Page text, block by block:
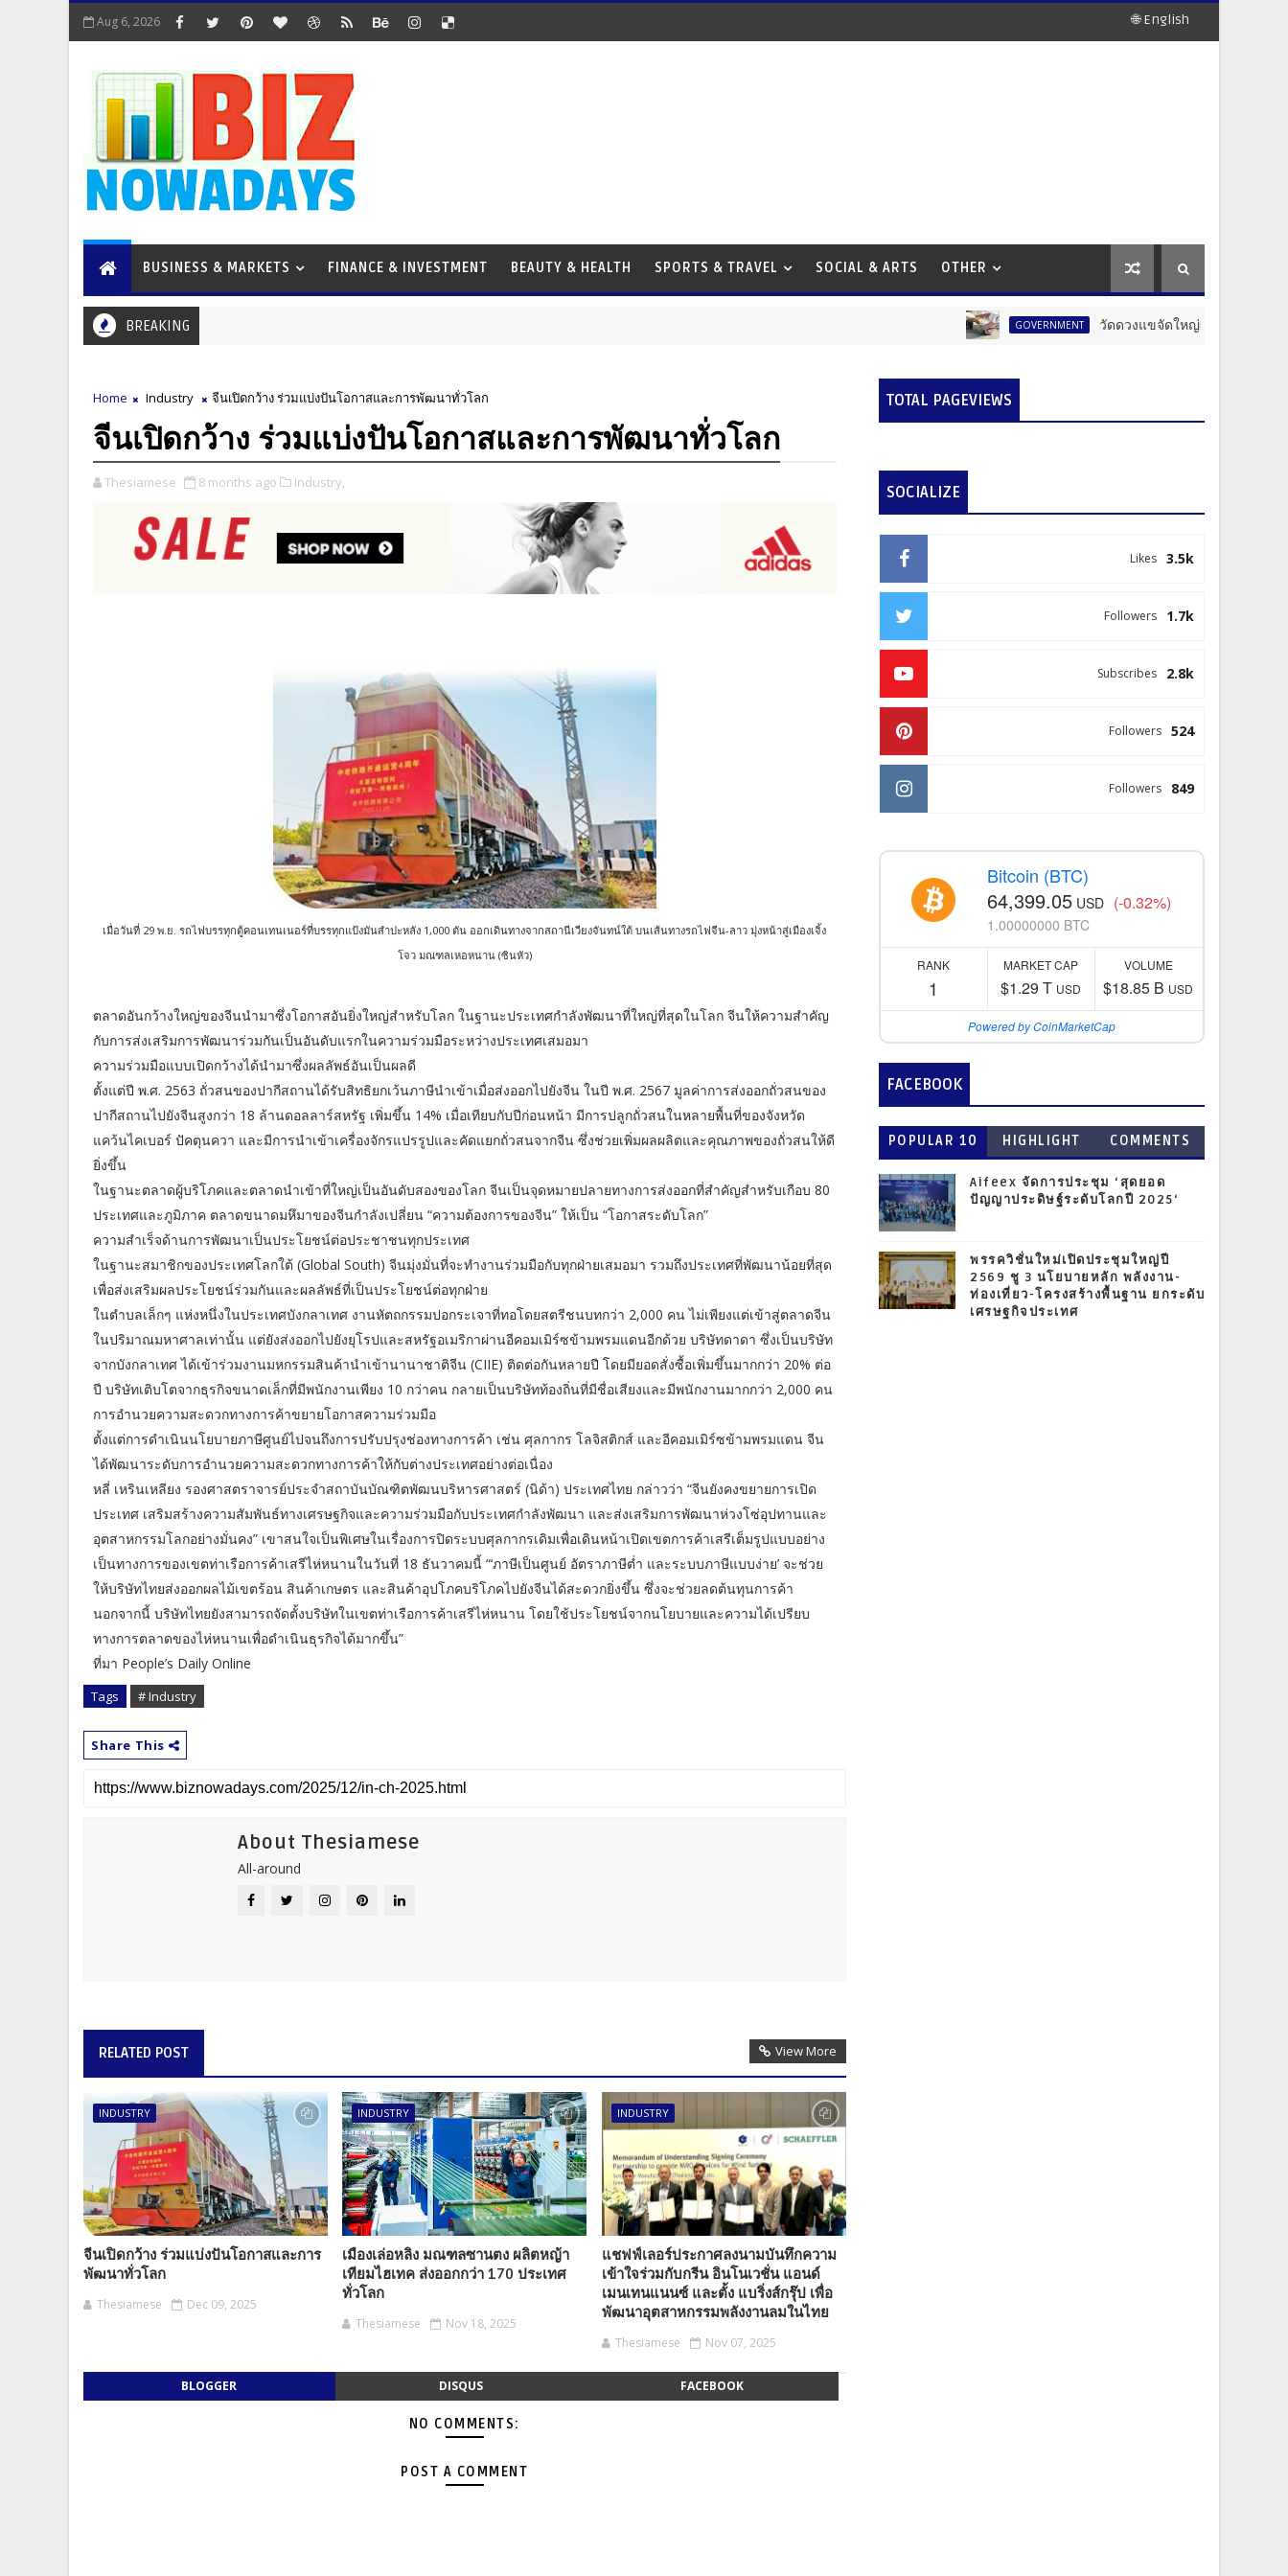
Aug 6, 2026 🌐 English
BUSINESS & MARKETS FINANCE & INVESTMENT BEAUTY & HEALTH SPORTS & TRAVEL SOCIAL & ARTS OTHER
BREAKING GOVERNMENT วัดดวงแขจัดใหญ่! งานแห่เทียนพรรษา
Home Industry จีนเปิดกว้าง ร่วมแบ่งปันโอกาสและการพัฒนาทั่วโลก
จีนเปิดกว้าง ร่วมแบ่งปันโอกาสและการพัฒนาทั่วโลก
Thesiamese 8 months ago Industry,
เมื่อวันที่ 29 พ.ย. รถไฟบรรทุกตู้คอนเทนเนอร์ที่บรรทุกแป้งมันสำปะหลัง 1,000 ตัน ออกเดินทางจากสถานีเวียงจันทน์ใต้ บนเส้นทางรถไฟจีน-ลาว มุ่งหน้าสู่เมืองเจิ้ง
โจว มณฑลเหอหนาน (ซินหัว)
ตลาดอันกว้างใหญ่ของจีนนำมาซึ่งโอกาสอันยิ่งใหญ่สำหรับโลก ในฐานะประเทศกำลังพัฒนาที่ใหญ่ที่สุดในโลก จีนให้ความสำคัญ
กับการส่งเสริมการพัฒนาร่วมกันเป็นอันดับแรกในความร่วมมือระหว่างประเทศเสมอมา
ความร่วมมือแบบเปิดกว้างได้นำมาซึ่งผลลัพธ์อันเป็นผลดี
ตั้งแต่ปี พ.ศ. 2563 ถั่วสนของปากีสถานได้รับสิทธิยกเว้นภาษีนำเข้าเมื่อส่งออกไปยังจีน ในปี พ.ศ. 2567 มูลค่าการส่งออกถั่วสนของ
ปากีสถานไปยังจีนสูงกว่า 18 ล้านดอลลาร์สหรัฐ เพิ่มขึ้น 14% เมื่อเทียบกับปีก่อนหน้า มีการปลูกถั่วสนในหลายพื้นที่ของจังหวัด
แคว้นไคเบอร์ ปัคตุนควา และมีการนำเข้าเครื่องจักรแปรรูปและคัดแยกถั่วสนจากจีน ซึ่งช่วยเพิ่มผลผลิตและคุณภาพของถั่วสนให้ดี
ยิ่งขึ้น
ในฐานะตลาดผู้บริโภคและตลาดนำเข้าที่ใหญ่เป็นอันดับสองของโลก จีนเป็นจุดหมายปลายทางการส่งออกที่สำคัญสำหรับเกือบ 80
ประเทศและภูมิภาค ตลาดขนาดมหึมาของจีนกำลังเปลี่ยน “ความต้องการของจีน” ให้เป็น “โอกาสระดับโลก”
ความสำเร็จด้านการพัฒนาเป็นประโยชน์ต่อประชาชนทุกประเทศ
ในฐานะสมาชิกของประเทศโลกใต้ (Global South) จีนมุ่งมั่นที่จะทำงานร่วมมือกับทุกฝ่ายเสมอมา รวมถึงประเทศที่พัฒนาน้อยที่สุด
เพื่อส่งเสริมผลประโยชน์ร่วมกันและผลลัพธ์ที่เป็นประโยชน์ต่อทุกฝ่าย
ในตำบลเล็กๆ แห่งหนึ่งในประเทศบังกลาเทศ งานหัตถกรรมปอกระเจาที่ทอโดยสตรีชนบทกว่า 2,000 คน ไม่เพียงแต่เข้าสู่ตลาดจีน
ในปริมาณมหาศาลเท่านั้น แต่ยังส่งออกไปยังยุโรปและสหรัฐอเมริกาผ่านอีคอมเมิร์ซข้ามพรมแดนอีกด้วย บริษัทดาดา ซึ่งเป็นบริษัท
จากบังกลาเทศ ได้เข้าร่วมงานมหกรรมสินค้านำเข้านานาชาติจีน (CIIE) ติดต่อกันหลายปี โดยมียอดสั่งซื้อเพิ่มขึ้นมากกว่า 20% ต่อ
ปี บริษัทเติบโตจากธุรกิจขนาดเล็กที่มีพนักงานเพียง 10 กว่าคน กลายเป็นบริษัทท้องถิ่นที่มีชื่อเสียงและมีพนักงานมากกว่า 2,000 คน
การอำนวยความสะดวกทางการค้าขยายโอกาสความร่วมมือ
ตั้งแต่การดำเนินนโยบายภาษีศูนย์ไปจนถึงการปรับปรุงช่องทางการค้า เช่น ศุลกากร โลจิสติกส์ และอีคอมเมิร์ซข้ามพรมแดน จีน
ได้พัฒนาระดับการอำนวยความสะดวกทางการค้าให้กับต่างประเทศอย่างต่อเนื่อง
หลี่ เหรินเหลียง รองศาสตราจารย์ประจำสถาบันบัณฑิตพัฒนบริหารศาสตร์ (นิด้า) ประเทศไทย กล่าวว่า “จีนยังคงขยายการเปิด
ประเทศ เสริมสร้างความสัมพันธ์ทางเศรษฐกิจและความร่วมมือกับประเทศกำลังพัฒนา และส่งเสริมการพัฒนาห่วงโซ่อุปทานและ
อุตสาหกรรมโลกอย่างมั่นคง” เขาสนใจเป็นพิเศษในเรื่องการปิดระบบศุลกากรเดิมเพื่อเดินหน้าเปิดเขตการค้าเสรีเต็มรูปแบบอย่าง
เป็นทางการของเขตท่าเรือการค้าเสรีไห่หนานในวันที่ 18 ธันวาคมนี้ “‘ภาษีเป็นศูนย์ อัตราภาษีต่ำ และระบบภาษีแบบง่าย’ จะช่วย
ให้บริษัทไทยส่งออกผลไม้เขตร้อน สินค้าเกษตร และสินค้าอุปโภคบริโภคไปยังจีนได้สะดวกยิ่งขึ้น ซึ่งจะช่วยลดต้นทุนการค้า
นอกจากนี้ บริษัทไทยยังสามารถจัดตั้งบริษัทในเขตท่าเรือการค้าเสรีไห่หนาน โดยใช้ประโยชน์จากนโยบายและความได้เปรียบ
ทางการตลาดของไห่หนานเพื่อดำเนินธุรกิจได้มากขึ้น”
ที่มา People’s Daily Online
Tags # Industry
Share This
About Thesiamese
All-around
RELATED POST View More
INDUSTRY
จีนเปิดกว้าง ร่วมแบ่งปันโอกาสและการ
พัฒนาทั่วโลก
Thesiamese Dec 09, 2025
INDUSTRY
เมืองเล่อหลิง มณฑลซานตง ผลิตหญ้า
เทียมไฮเทค ส่งออกกว่า 170 ประเทศ
ทั่วโลก
Thesiamese Nov 18, 2025
INDUSTRY
แชฟฟ์เลอร์ประกาศลงนามบันทึกความ
เข้าใจร่วมกับกรีน อินโนเวชั่น แอนด์
เมนเทนแนนซ์ และตั้ง แบริ่งส์กรุ๊ป เพื่อ
พัฒนาอุตสาหกรรมพลังงานลมในไทย
Thesiamese Nov 07, 2025
BLOGGER DISQUS FACEBOOK
NO COMMENTS:
POST A COMMENT
TOTAL PAGEVIEWS
SOCIALIZE
3.5k
Likes
1.7k
Followers
2.8k
Subscribes
524
Followers
849
Followers
Bitcoin (BTC)
64,399.05 USD (-0.32%)
1.00000000 BTC
RANK
1
MARKET CAP
$1.29 T USD
VOLUME
$18.85 B USD
Powered by CoinMarketCap
FACEBOOK
POPULAR 10 HIGHLIGHT COMMENTS
Aifeex จัดการประชุม ‘สุดยอด
ปัญญาประดิษฐ์ระดับโลกปี 2025‘
พรรควิชั่นใหม่เปิดประชุมใหญ่ปี
2569 ชู 3 นโยบายหลัก พลังงาน-
ท่องเที่ยว-โครงสร้างพื้นฐาน ยกระดับ
เศรษฐกิจประเทศ